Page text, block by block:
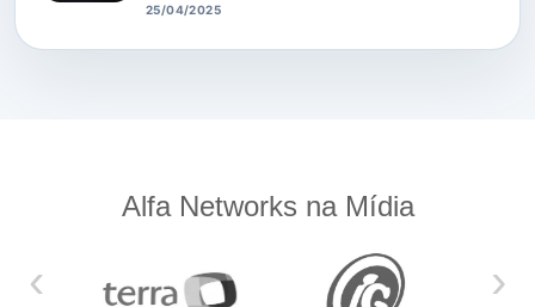
25/04/2025
Alfa Networks na Mídia
‹ ›